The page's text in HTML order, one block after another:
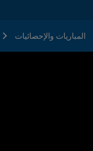
المباريات والإحصائيات